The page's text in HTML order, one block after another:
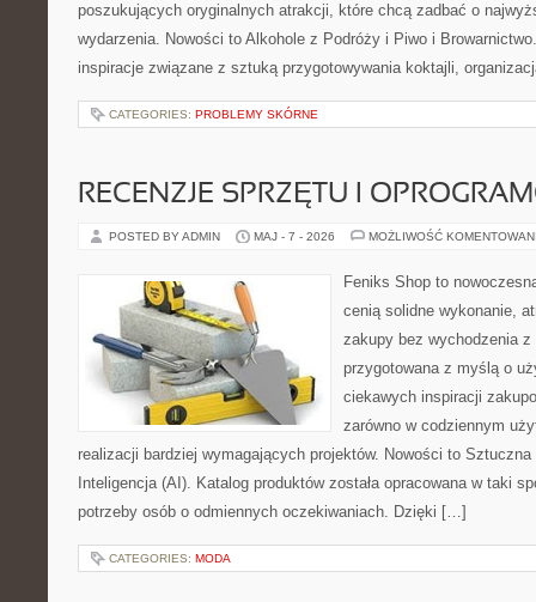
poszukujących oryginalnych atrakcji, które chcą zadbać o
wydarzenia. Nowości to Alkohole z Podróży i Piwo i
inspiracje związane z sztuką przygotowywania koktajli,
CATEGORIES: PROBLEMY SKÓRNE
RECENZJE SPRZĘTU I
POSTED BY ADMIN MAJ - 7 - 2026 MOŻLIWOŚĆ
Feniks Shop to
cenią solidne wykonanie,
zakupy bez wychodzenia z
przygotowana z myślą o
ciekawych inspiracji
zarówno w codziennym
realizacji bardziej wymagających projektów. Nowości to
Inteligencja (AI). Katalog produktów została opracowana w taki
potrzeby osób o odmiennych oczekiwaniach. Dzięki […]
CATEGORIES: MODA